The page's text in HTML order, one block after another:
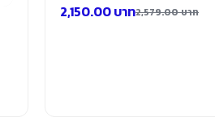
2,579.00บาท
2,150.00บาท